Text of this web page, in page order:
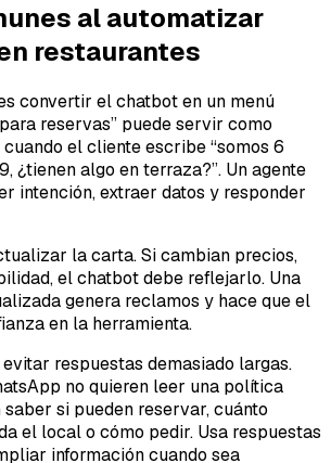
al automatizar
restaurantes
convertir el chatbot en un menú
reservas” puede servir como
el cliente escribe “somos 6
¿tienen algo en terraza?”. Un agente
intención, extraer datos y responder
la carta. Si cambian precios,
el chatbot debe reflejarlo. Una
genera reclamos y hace que el
en la herramienta.
respuestas demasiado largas.
no quieren leer una política
si pueden reservar, cuánto
el local o cómo pedir. Usa respuestas
información cuando sea